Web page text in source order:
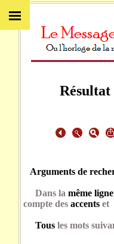
Résultat
Arguments de
Dans la même ligne
compte des accents et
Tous les mots